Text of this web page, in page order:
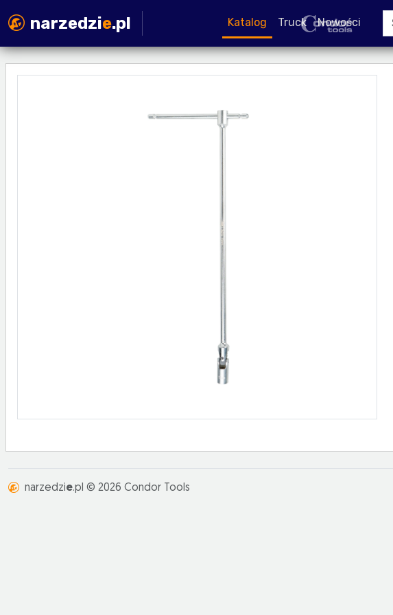
narzedzie.pl Katalog Truck Nowości
narzedzie.pl © 2026 Condor Tools